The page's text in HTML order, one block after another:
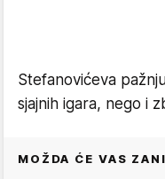
Stefanovićeva
sjajnih igara, nego i
MOŽDA ĆE VAS